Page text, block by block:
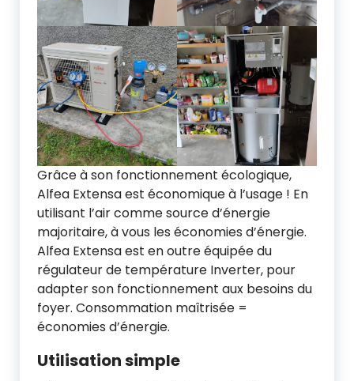
Grâce à son fonctionnement écologique,
Alfea Extensa est économique à l’usage ! En
utilisant l’air comme source d’énergie
majoritaire, à vous les économies d’énergie.
Alfea Extensa est en outre équipée du
régulateur de température Inverter, pour
adapter son fonctionnement aux besoins du
foyer. Consommation maîtrisée =
économies d’énergie.
Utilisation simple